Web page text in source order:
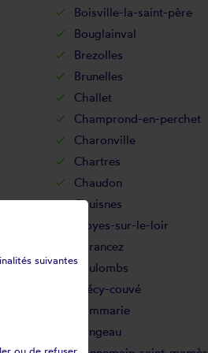
Boisville-la-saint-père
Bouglainval
Brezolles
Brunelles
Challet
Champrond-en-perchet
Charonville
Chartres
Chaudon
Chuisnes
Cloyes-sur-le-loir
Corancez
Coulombs
Crécy-couvé
Dammarie
Dangeau
suivantes